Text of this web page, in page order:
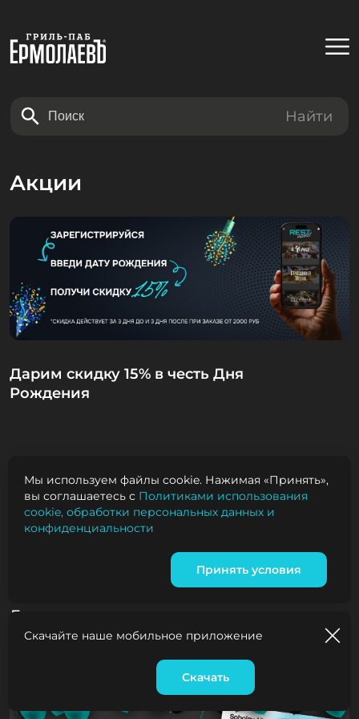
Найти
Акции
Дарим скидку 15% в честь Дня
Рождения
Доставка цветов
Мы используем файлы cookie. Нажимая «Принять»,
вы соглашаетесь с Политиками использования
cookie, обработки персональных данных и
конфиденциальности
Принять условия
Скачайте наше мобильное приложение
Скачать